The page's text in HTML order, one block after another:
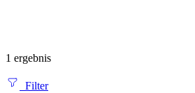
1 ergebnis
Filter